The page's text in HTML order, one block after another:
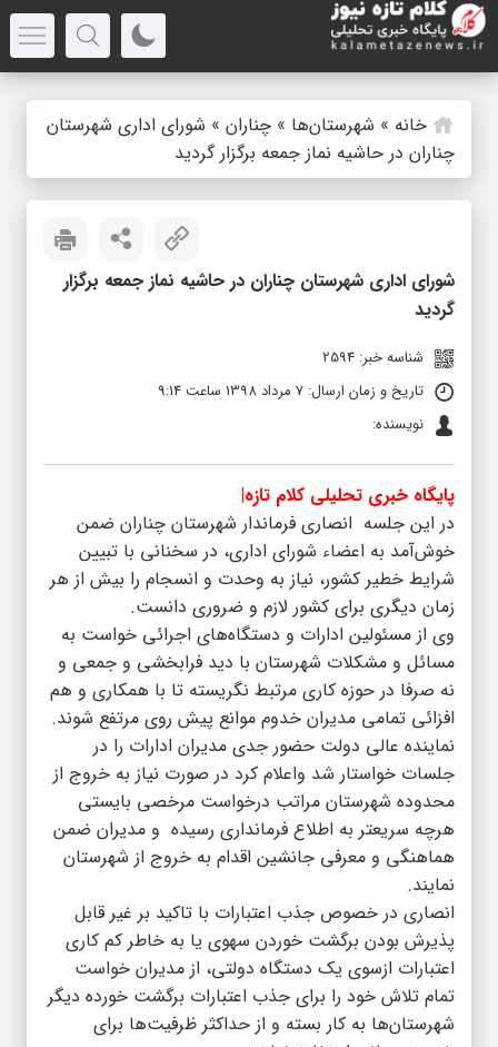
خانه » شهرستان‌ها » چناران » شورای اداری شهرستان
چناران در حاشیه نماز جمعه برگزار گردید
شورای اداری شهرستان چناران در حاشیه نماز جمعه برگزار
گردید
شناسه خبر: 2594
تاریخ و زمان ارسال: 7 مرداد 1398 ساعت 9:14
نویسنده:
پایگاه خبری تحلیلی کلام تازه|
در این جلسه انصاری فرماندار شهرستان چناران ضمن
خوش‌آمد به اعضاء شورای اداری، در سخنانی با تبیین
شرایط خطیر کشور، نیاز به وحدت و انسجام را بیش از هر
زمان دیگری برای کشور لازم و ضروری دانست.
وی از مسئولین ادارات و دستگاه‌های اجرائی خواست به
مسائل و مشکلات شهرستان با دید فرابخشی و جمعی و
نه صرفا در حوزه کاری مرتبط نگریسته تا با همکاری و هم
افزائی تمامی مدیران خدوم موانع پیش روی مرتفع شوند.
نماینده عالی دولت حضور جدی مدیران ادارات را در
جلسات خواستار شد واعلام کرد در صورت نیاز به خروج از
محدوده شهرستان مراتب درخواست مرخصی بایستی
هرچه سریعتر به اطلاع فرمانداری رسیده و مدیران ضمن
هماهنگی و معرفی جانشین اقدام به خروج از شهرستان
نمایند.
انصاری در خصوص جذب اعتبارات با تاکید بر غیر قابل
پذیرش بودن برگشت خوردن سهوی یا به خاطر کم کاری
اعتبارات ازسوی یک دستگاه دولتی، از مدیران خواست
تمام تلاش خود را برای جذب اعتبارات برگشت خورده دیگر
شهرستان‌ها به کار بسته و از حداکثر ظرفیت‌ها برای